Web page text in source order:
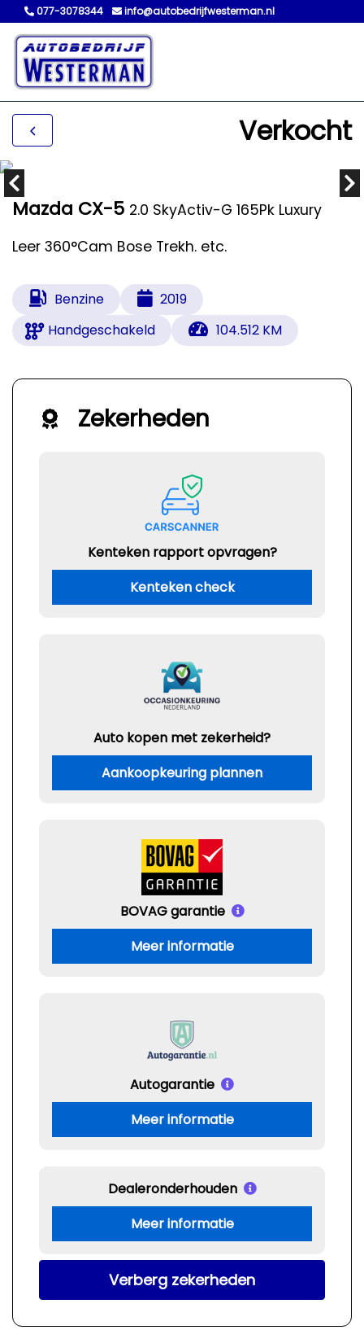
077-3078344 info@autobedrijfwesterman.nl
Verkocht
Mazda CX-5 2.0 SkyActiv-G 165Pk Luxury
Leer 360°Cam Bose Trekh. etc.
Benzine
2019
Handgeschakeld
104.512 KM
Zekerheden
Kenteken rapport opvragen?
Kenteken check
Auto kopen met zekerheid?
Aankoopkeuring plannen
BOVAG garantie
Meer informatie
Autogarantie
Meer informatie
Dealeronderhouden
Meer informatie
Verberg zekerheden